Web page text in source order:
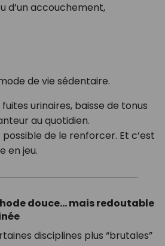
d’un accouchement,
de vie sédentaire.
urinaires, baisse de tonus
au quotidien.
de le renforcer. Et c’est
en jeu.
douce… mais redoutable
disciplines plus “brutales”